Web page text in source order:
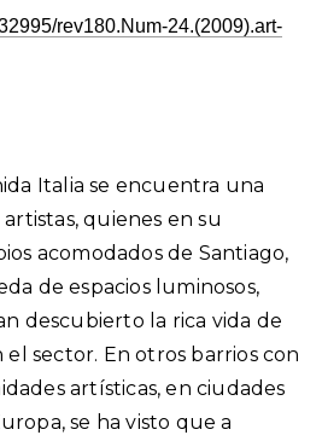
rev180.Num-24.(2009).art-
Italia se encuentra una
quienes en su
acomodados de Santiago,
de espacios luminosos,
descubierto la rica vida de
el sector. En otros barrios con
artísticas, en ciudades
se ha visto que a